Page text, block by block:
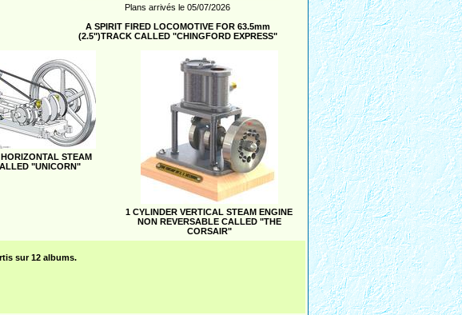
Plans arrivés le 05/07/2026
A SPIRIT FIRED LOCOMOTIVE FOR 63.5mm
(2.5")TRACK CALLED "CHINGFORD EXPRESS"
STEAM
"UNICORN"
1 CYLINDER VERTICAL STEAM ENGINE
NON REVERSABLE CALLED "THE
CORSAIR"
sur 12 albums.